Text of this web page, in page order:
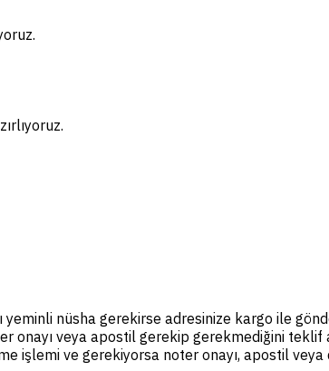
yeminli nüsha gerekirse adresinize kargo ile
onayı veya apostil gerekip gerekmediğini teklif
işlemi ve gerekiyorsa noter onayı, apostil